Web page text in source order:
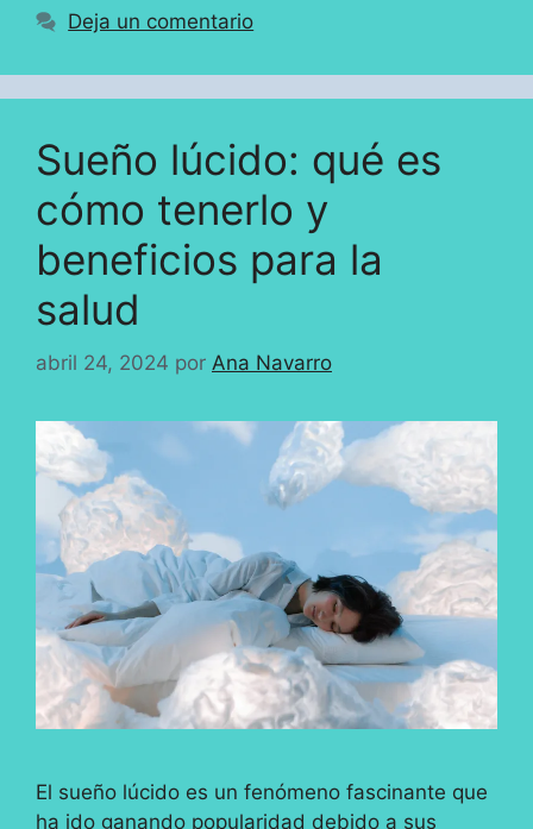
Deja un comentario
Sueño lúcido: qué es
cómo tenerlo y
beneficios para la
salud
abril 24, 2024 por Ana Navarro
El sueño lúcido es un fenómeno fascinante que
ha ido ganando popularidad debido a sus